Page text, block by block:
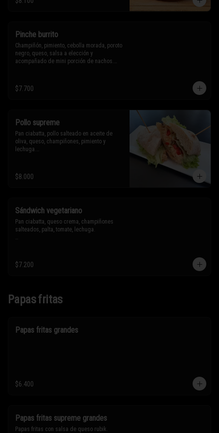
Sólo puedes solicitar eliminar un
Pinche burrito
Champiñón, pimiento, cebolla morada, poroto
negro, queso, salsa a elección y
acompañado de mini porción de nachos.
* Los ingredientes no son intercambiables.
$7.700
Pollo supreme
Pan ciabatta, pollo salteado en aceite de
oliva, queso, champiñones, pimiento y
lechuga.
* Los ingredientes no son intercambiables.
Sólo puedes solicitar eliminar un
$8.000
Sándwich vegetariano
Pan ciabatta, queso crema, champiñones
salteados, palta, tomate, lechuga.
ingrediente.
$7.200
Papas fritas
Papas fritas grandes
$6.400
Papas fritas supreme grandes
Papas fritas con salsa de queso rubik.